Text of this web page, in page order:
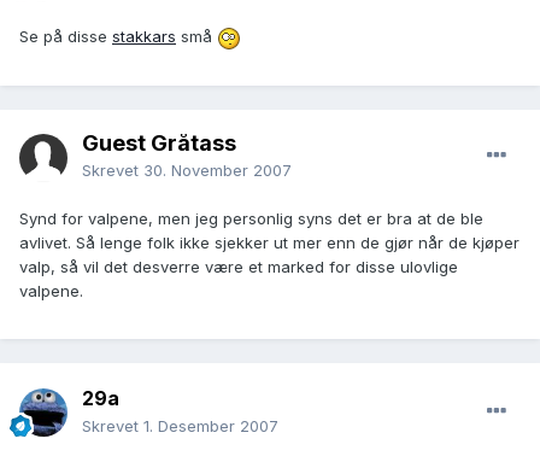
Se på disse stakkars små
Guest Gråtass
Skrevet 30. November 2007
Synd for valpene, men jeg personlig syns det er bra at de ble
avlivet. Så lenge folk ikke sjekker ut mer enn de gjør når de kjøper
valp, så vil det desverre være et marked for disse ulovlige
valpene.
29a
Skrevet 1. Desember 2007